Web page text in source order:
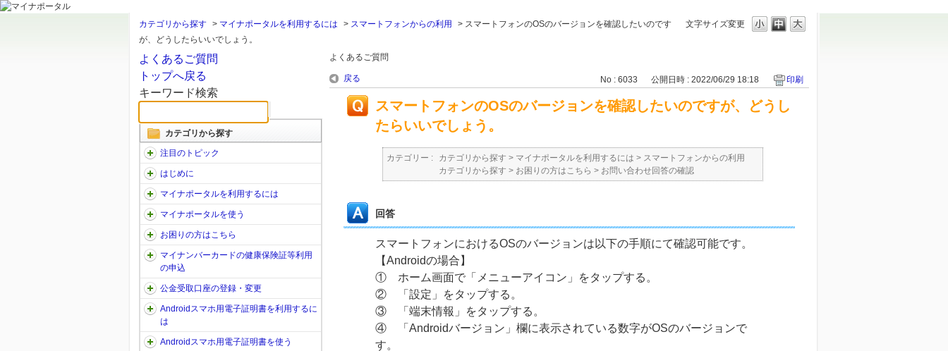
文字サイズ変更
カテゴリから探す > マイナポータルを利用するには > スマートフォンからの利用 > スマートフォンのOSのバージョンを確認したいのです
が、どうしたらいいでしょう。
よくあるご質問
トップへ戻る
キーワード検索
カテゴリから探す
注目のトピック
はじめに
マイナポータルを利用するには
マイナポータルを使う
お困りの方はこちら
マイナンバーカードの健康保険証等利用
の申込
公金受取口座の登録・変更
Androidスマホ用電子証明書を利用するに
は
Androidスマホ用電子証明書を使う
よくあるご質問
戻る No : 6033 公開日時 : 2022/06/29 18:18 印刷
スマートフォンのOSのバージョンを確認したいのですが、どうし
たらいいでしょう。
カテゴリー : カテゴリから探す > マイナポータルを利用するには > スマートフォンからの利用
カテゴリから探す > お困りの方はこちら > お問い合わせ回答の確認
回答
スマートフォンにおけるOSのバージョンは以下の手順にて確認可能です。
【Androidの場合】
① ホーム画面で「メニューアイコン」をタップする。
② 「設定」をタップする。
③ 「端末情報」をタップする。
④ 「Androidバージョン」欄に表示されている数字がOSのバージョンで
す。